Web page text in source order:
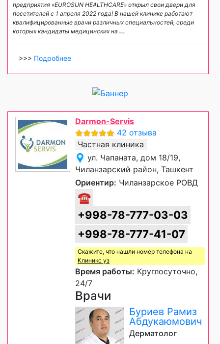
предприятия «EUROSUN HEALTHCARE» открыл свои двери для
посетителей с 1 апреля 2022 года! В нашей клинике работают
квалифицированные врачи различных специальностей, среди
которых кандидаты медицинских на ...
>>> Подробнее
Darmon-Servis
42 отзыва
Частная клиника
ул. Чапаната, дом 18/19,
Чиланзарский район, Ташкент
Ориентир: Чиланзарское РОВД
☎
+998-78-777-03-03
+998-78-777-41-07
Скажите, что нашли номер телефона на
Клиникс уз
Время работы: Круглосуточно,
24/7
Врачи
Буриев Рамиз
Абдукаюмович
Дерматолог